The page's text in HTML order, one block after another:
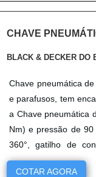
CHAVE
BLACK & DECKER DO
Chave pneumática
e parafusos, tem
a Chave pneumática
Nm) e pressão de
360°, gatilho de
ergomét....
COTAR AGORA